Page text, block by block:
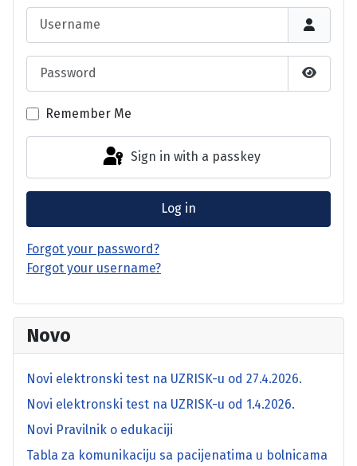
Show
Remember Me
Sign in with a passkey
Log in
Forgot your password?
Forgot your username?
Novo
Novi elektronski test na UZRISK-u od 27.4.2026.
Novi elektronski test na UZRISK-u od 1.4.2026.
Novi Pravilnik o edukaciji
Tabla za komunikaciju sa pacijenatima u bolnicama